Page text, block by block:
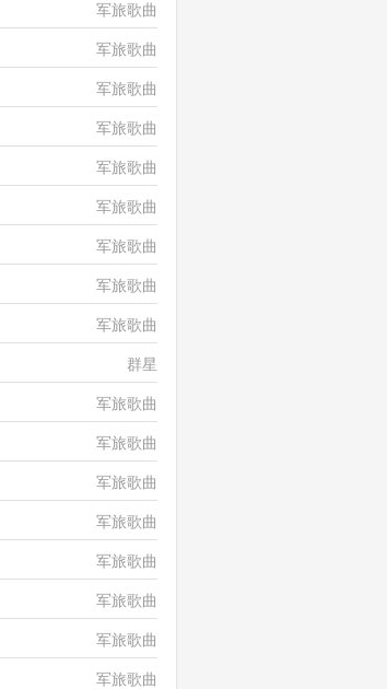
军旅歌曲
军旅歌曲
军旅歌曲
军旅歌曲
军旅歌曲
军旅歌曲
军旅歌曲
军旅歌曲
军旅歌曲
群星
军旅歌曲
军旅歌曲
军旅歌曲
军旅歌曲
军旅歌曲
军旅歌曲
军旅歌曲
军旅歌曲